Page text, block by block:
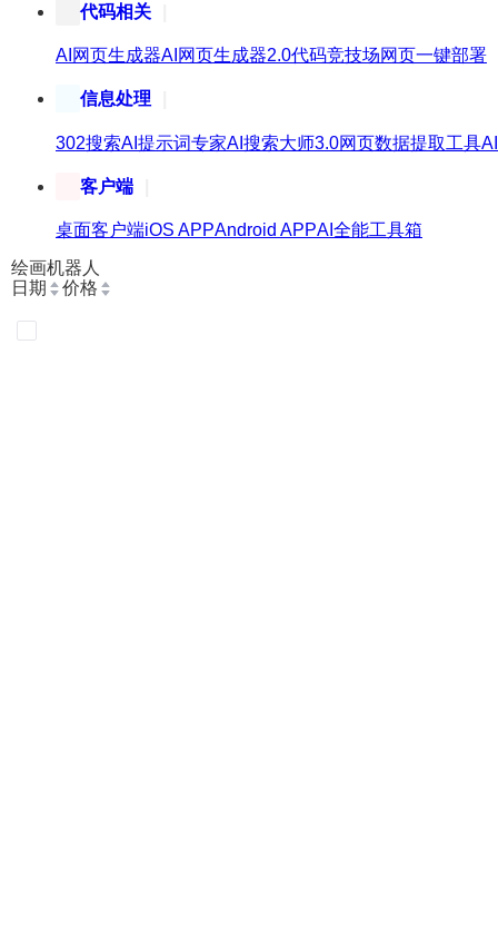
代码相关
AI网页生成器AI网页生成器2.0代码竞技场网页一键部署
信息处理
302搜索AI提示词专家AI搜索大师3.0网页数据提取工具
客户端
桌面客户端iOS APPAndroid APPAI全能工具箱
绘画机器人
日期
价格